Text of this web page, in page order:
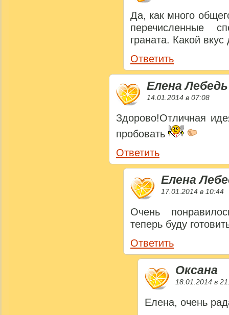
Да, как много
перечисленные
граната. Какой
Ответить
Елена Лебедь
14.01.2014 в 07:08
Здорово!Отличная
пробовать
Ответить
Елена
17.01.2014 в 10:44
Очень
теперь буду
Ответить
Оксана
18.01.2014 в
Елена, очень